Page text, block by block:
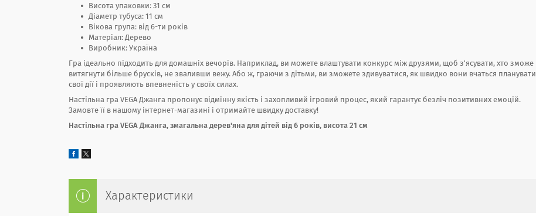
Висота упаковки: 31 см
Діаметр тубуса: 11 см
Вікова група: від 6-ти років
Матеріал: Дерево
Виробник: Україна
Гра ідеально підходить для домашніх вечорів. Наприклад, ви можете влаштувати конкурс між друзями, щоб з'ясувати, хто зможе
витягнути більше брусків, не зваливши вежу. Або ж, граючи з дітьми, ви зможете здивуватися, як швидко вони вчаться планувати
свої дії і проявляють впевненість у своїх силах.
Настільна гра VEGA Джанга пропонує відмінну якість і захопливий ігровий процес, який гарантує безліч позитивних емоцій.
Замовте її в нашому інтернет-магазині і отримайте швидку доставку!
Настільна гра VEGA Джанга, змагальна дерев'яна для дітей від 6 років, висота 21 см
Характеристики